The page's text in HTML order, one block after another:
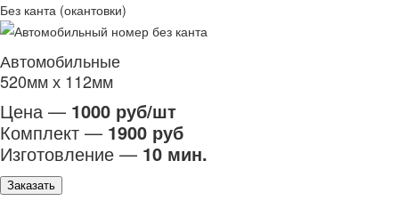
Без канта (окантовки)
Автомобильные
520мм х 112мм
Цена — 1000 руб/шт
Комплект — 1900 руб
Изготовление — 10 мин.
Заказать